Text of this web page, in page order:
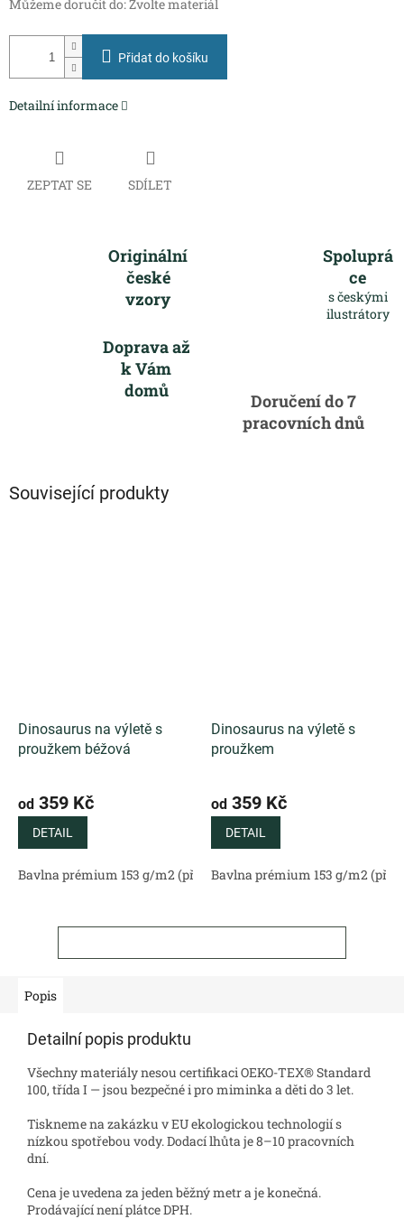
Můžeme doručit do:Zvolte materiál
Přidat do košíku
Detailní informace
ZEPTAT SE SDÍLET
Originální
české
vzory
Spoluprá
ce
s českými
ilustrátory
Doprava až
k Vám
domů
Doručení do 7
pracovních dnů
Související produkty
Dinosaurus na výletě s
proužkem béžová
od 359 Kč
DETAIL
Bavlna prémium 153 g/m2 (přírodní) Bavlněný satén 130 g/
Dinosaurus na výletě s
proužkem
od 359 Kč
DETAIL
Bavlna prémium 153 g/m2
Popis
Detailní popis produktu
Všechny materiály nesou certifikaci OEKO-TEX® Standard
100, třída I — jsou bezpečné i pro miminka a děti do 3 let.
Tiskneme na zakázku v EU ekologickou technologií s
nízkou spotřebou vody. Dodací lhůta je 8–10 pracovních
dní.
Cena je uvedena za jeden běžný metr a je konečná.
Prodávající není plátce DPH.